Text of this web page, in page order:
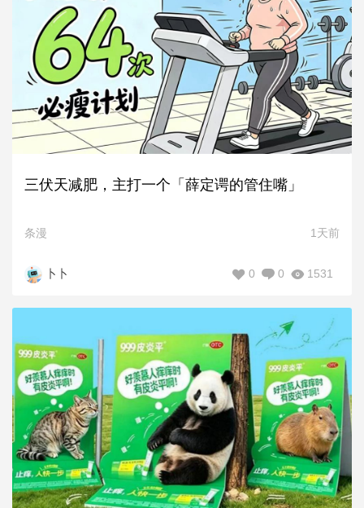
三伏天减肥，主打一个「薛定谔的管住嘴」
条漫 1天前
卜卜 1531
0
0